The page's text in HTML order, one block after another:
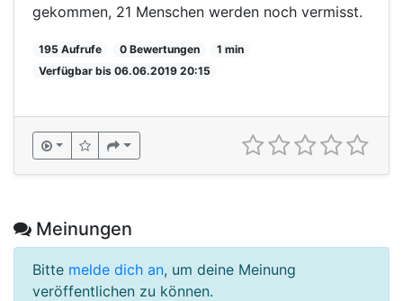
gekommen, 21 Menschen werden noch vermisst.
195 Aufrufe 0 Bewertungen
1 min
Verfügbar bis 06.06.2019 20:15
Meinungen
Bitte melde dich an, um deine Meinung
veröffentlichen zu können.